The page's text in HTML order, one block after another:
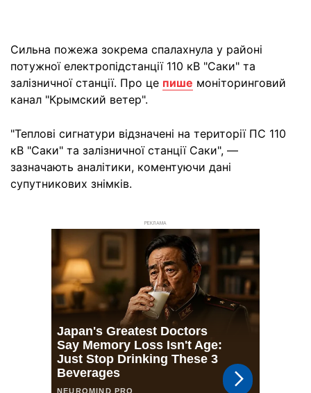
Сильна пожежа зокрема спалахнула у районі
потужної електропідстанції 110 кВ "Саки" та
залізничної станції. Про це пише моніторинговий
канал "Крымский ветер".
"Теплові сигнатури відзначені на території ПС 110
кВ "Саки" та залізничної станції Саки", —
зазначають аналітики, коментуючи дані
супутникових знімків.
РЕКЛАМА